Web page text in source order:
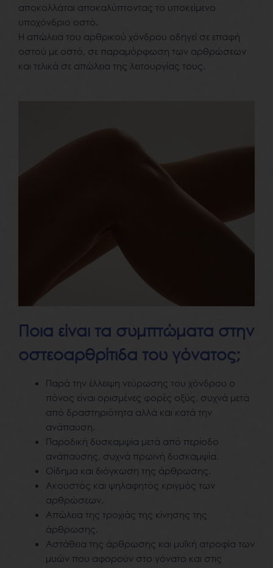
αποκολλάται αποκαλύπτοντας το υποκείμενο
υποχόνδριο οστό.
Η απώλεια του αρθρικού χόνδρου οδηγεί σε επαφή
οστού με οστό, σε παραμόρφωση των αρθρώσεων
και τελικά σε απώλεια της λειτουργίας τους.
Ποια είναι τα συμπτώματα στην
οστεοαρθρίτιδα του γόνατος;
Παρά την έλλειψη νεύρωσης του χόνδρου ο
πόνος είναι ορισμένες φορές οξύς, συχνά μετά
από δραστηριότητα αλλά και κατά την
ανάπαυση.
Παροδική δυσκαμψία μετά από περίοδο
ανάπαυσης, συχνά πρωινή δυσκαμψία.
Οίδημα και διόγκωση της άρθρωσης.
Ακουστός και ψηλαφητός κριγμός των
αρθρώσεων.
Απώλεια της τροχιάς της κίνησης της
άρθρωσης.
Αστάθεια της άρθρωσης και μυϊκή ατροφία των
μυών που αφορούν στο γόνατο και στις